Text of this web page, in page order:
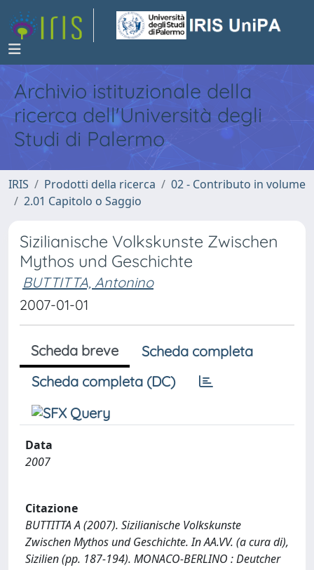
Archivio istituzionale della
ricerca dell'Università degli
Studi di Palermo
IRIS Prodotti della ricerca
02 - Contributo in volume
2.01 Capitolo o Saggio
Sizilianische Volkskunste Zwischen
Mythos und Geschichte
BUTTITTA, Antonino
2007-01-01
Scheda breve
Scheda completa
Scheda completa (DC)
Data
2007
Citazione
BUTTITTA A (2007). Sizilianische Volkskunste
Zwischen Mythos und Geschichte. In AA.VV. (a cura di),
Sizilien (pp. 187-194). MONACO-BERLINO : Deutcher